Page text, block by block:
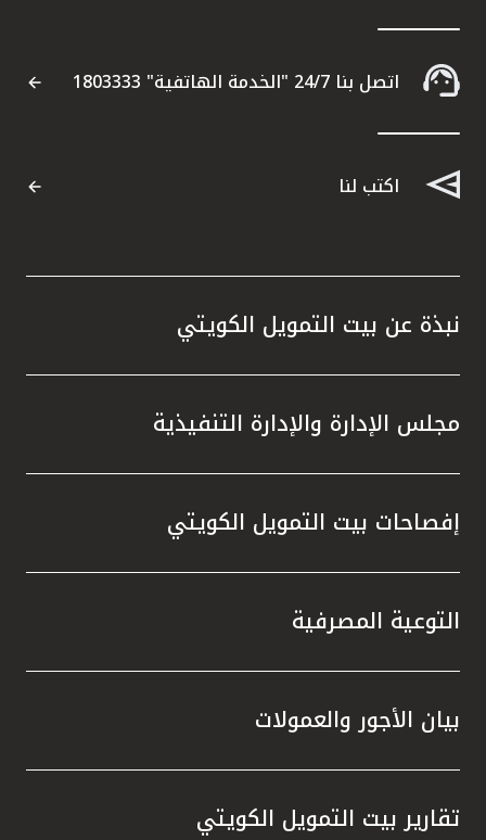
اتصل بنا 24/7 "الخدمة الهاتفية" 1803333
اكتب لنا
نبذة عن بيت التمويل الكويتي
مجلس الإدارة والإدارة التنفيذية
إفصاحات بيت التمويل الكويتي
التوعية المصرفية
بيان الأجور والعمولات
تقارير بيت التمويل الكويتي